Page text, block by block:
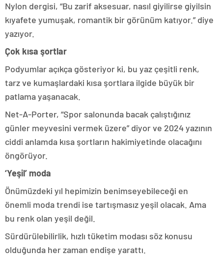
Nylon dergisi, “Bu zarif aksesuar, nasıl giyilirse giyilsin
kıyafete yumuşak, romantik bir görünüm katıyor.” diye
yazıyor.
Çok kısa şortlar
Podyumlar açıkça gösteriyor ki, bu yaz çeşitli renk,
tarz ve kumaşlardaki kısa şortlara ilgide büyük bir
patlama yaşanacak.
Net-A-Porter, “Spor salonunda bacak çalıştığınız
günler meyvesini vermek üzere” diyor ve 2024 yazının
ciddi anlamda kısa şortların hakimiyetinde olacağını
öngörüyor.
‘Yeşil’ moda
Önümüzdeki yıl hepimizin benimseyebileceği en
önemli moda trendi ise tartışmasız yeşil olacak. Ama
bu renk olan yeşil değil.
Sürdürülebilirlik, hızlı tüketim modası söz konusu
olduğunda her zaman endişe yarattı.